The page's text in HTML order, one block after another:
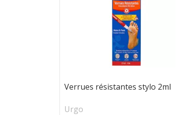
Verrues résistantes stylo 2ml
Urgo